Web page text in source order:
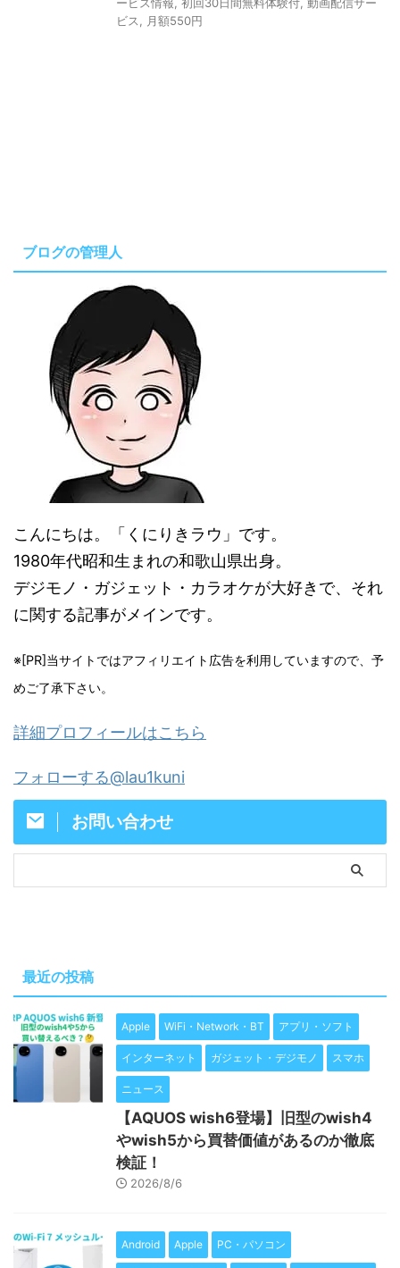
ビス
月額550円
ブログの管理人
こんにちは。「くにりきラウ」です。
1980年代昭和生まれの和歌山県出身。
デジモノ・ガジェット・カラオケが大好きで、それ
に関する記事がメインです。
※[PR]当サイトではアフィリエイト広告を利用していますので、予
めご了承下さい。
詳細プロフィールはこちら
フォローする@lau1kuni
お問い合わせ
最近の投稿
Apple WiFi・Network・BT アプリ・ソフト
インターネット ガジェット・デジモノ スマホ
ニュース
【AQUOS wish6登場】旧型のwish4
やwish5から買替価値があるのか徹底
検証！
2026/8/6
Android Apple PC・パソコン